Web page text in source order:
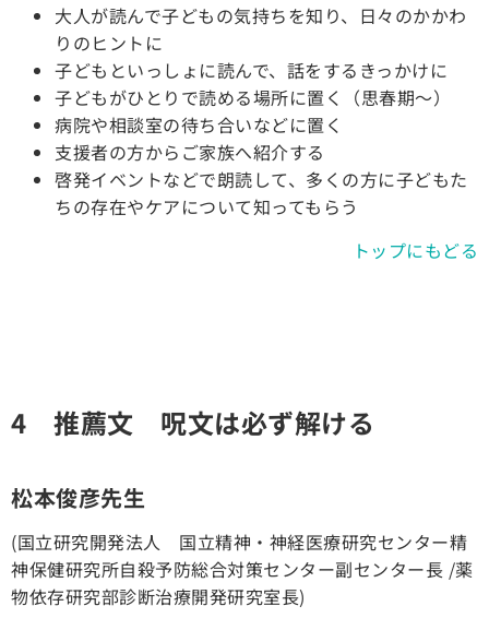
大人が読んで子どもの気持ちを知り、日々のかかわ
りのヒントに
子どもといっしょに読んで、話をするきっかけに
子どもがひとりで読める場所に置く（思春期〜）
病院や相談室の待ち合いなどに置く
支援者の方からご家族へ紹介する
啓発イベントなどで朗読して、多くの方に子どもた
ちの存在やケアについて知ってもらう
トップにもどる
4 推薦文 呪文は必ず解ける
松本俊彦先生
(国立研究開発法人 国立精神・神経医療研究センター精
神保健研究所自殺予防総合対策センター副センター長 /薬
物依存研究部診断治療開発研究室長)